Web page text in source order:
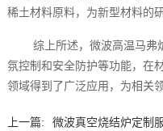
稀土材料原料，为新型材料的
综上所述，微波高温马弗
氛控制和安全防护等功能，在
领域得到了广泛应用，为相关
上一篇:
微波真空烧结炉定制